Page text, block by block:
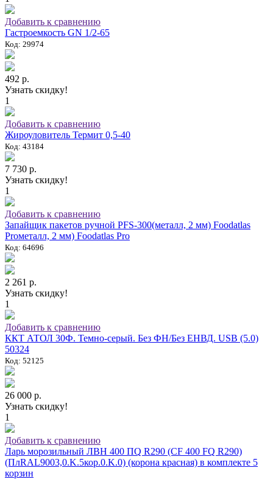
Добавить к сравнению
Гастроемкость GN 1/2-65
Код: 29974
492 р.
Узнать скидку!
1
Добавить к сравнению
Жироуловитель Термит 0,5-40
Код: 43184
7 730 р.
Узнать скидку!
1
Добавить к сравнению
Запайщик пакетов ручной PFS-300(металл, 2 мм) Foodatlas
Proметалл, 2 мм) Foodatlas Pro
Код: 64696
2 261 р.
Узнать скидку!
1
Добавить к сравнению
ККТ АТОЛ 30Ф. Темно-серый. Без ФН/Без ЕНВД. USB (5.0)
50324
Код: 52125
26 000 р.
Узнать скидку!
1
Добавить к сравнению
Ларь морозильный ЛВН 400 ПQ R290 (СF 400 FQ R290)
(ПлRAL9003,0.K.5кор.0.K.0) (корона красная) в комплекте 5
корзин